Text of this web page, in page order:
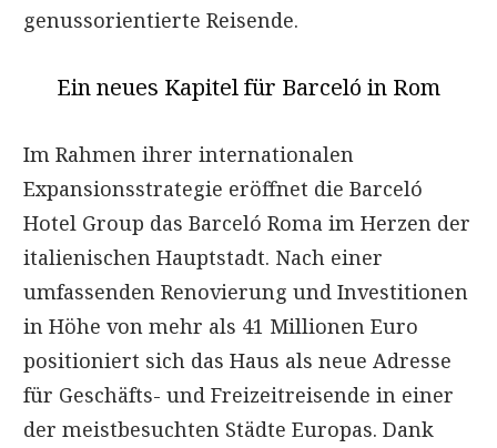
genussorientierte Reisende.
Ein neues Kapitel für Barceló in Rom
Im Rahmen ihrer internationalen
Expansionsstrategie eröffnet die Barceló
Hotel Group das Barceló Roma im Herzen der
italienischen Hauptstadt. Nach einer
umfassenden Renovierung und Investitionen
in Höhe von mehr als 41 Millionen Euro
positioniert sich das Haus als neue Adresse
für Geschäfts- und Freizeitreisende in einer
der meistbesuchten Städte Europas. Dank